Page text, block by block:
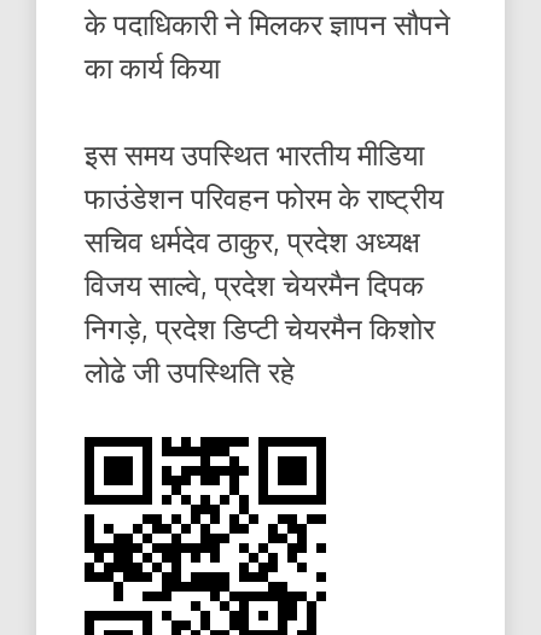
के पदाधिकारी ने मिलकर ज्ञापन सौपने
का कार्य किया
इस समय उपस्थित भारतीय मीडिया
फाउंडेशन परिवहन फोरम के राष्ट्रीय
सचिव धर्मदेव ठाकुर, प्रदेश अध्यक्ष
विजय साल्वे, प्रदेश चेयरमैन दिपक
निगड़े, प्रदेश डिप्टी चेयरमैन किशोर
लोढे जी उपस्थिति रहे